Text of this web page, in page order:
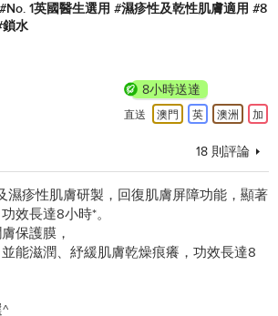
1英國醫生選用 #濕疹性及乾性肌膚適用 #8
水
8小時送達
直送 澳門 英 澳洲 加
18 則評論
濕疹性肌膚研製，回復肌膚屏障功能，顯著
效長達8小時*。
保護膜，
能滋潤、紓緩肌膚乾燥痕癢，功效長達8